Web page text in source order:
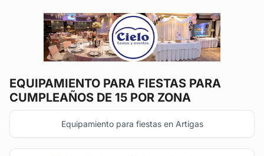
EQUIPAMIENTO PARA FIESTAS PARA
CUMPLEAÑOS DE 15 POR ZONA
Equipamiento para fiestas en Artigas